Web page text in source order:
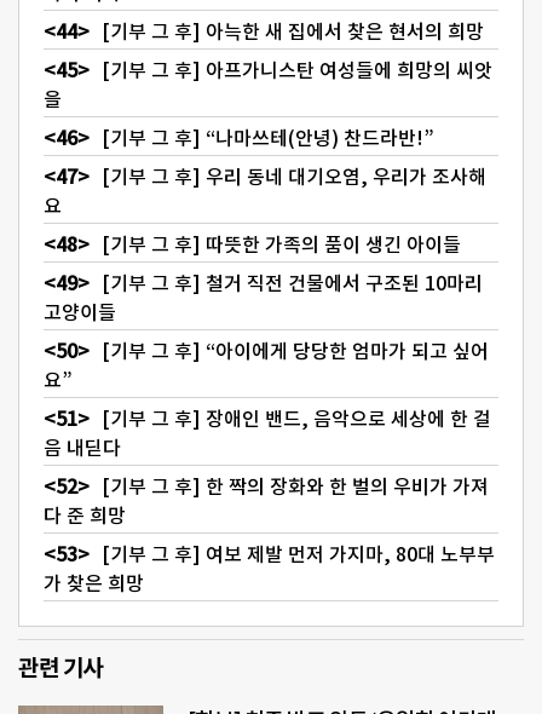
[기부 그 후] 아늑한 새 집에서 찾은 현서의 희망
[기부 그 후] 아프가니스탄 여성들에 희망의 씨앗
을
[기부 그 후] “나마쓰테(안녕) 찬드라반!”
[기부 그 후] 우리 동네 대기오염, 우리가 조사해
요
[기부 그 후] 따뜻한 가족의 품이 생긴 아이들
[기부 그 후] 철거 직전 건물에서 구조된 10마리
고양이들
[기부 그 후] “아이에게 당당한 엄마가 되고 싶어
요”
[기부 그 후] 장애인 밴드, 음악으로 세상에 한 걸
음 내딛다
[기부 그 후] 한 짝의 장화와 한 벌의 우비가 가져
다 준 희망
[기부 그 후] 여보 제발 먼저 가지마, 80대 노부부
가 찾은 희망
관련 기사